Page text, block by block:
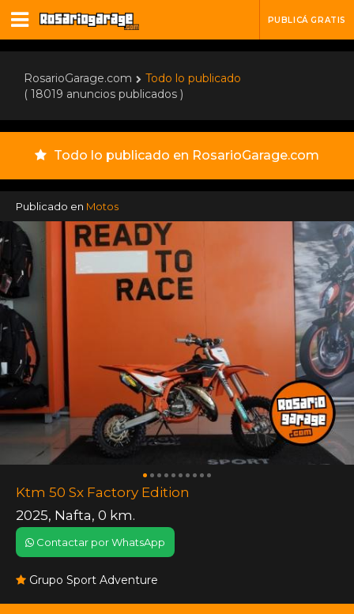
PUBLICÁ GRATIS
RosarioGarage.com
Todo lo publicado
( 18019 anuncios publicados )
Todo lo publicado en RosarioGarage.com
Publicado en Motos
Ktm 50 Sx Factory Edition
2025, Nafta, 0 km.
Contactar por WhatsApp
Grupo Sport Adventure